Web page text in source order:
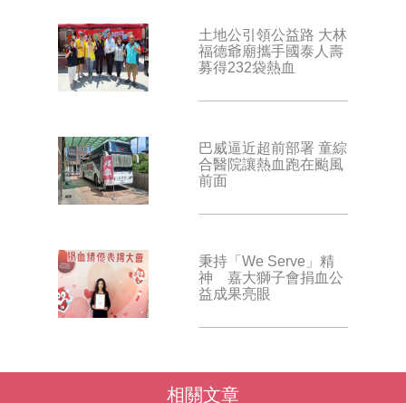
土地公引領公益路 大林
福德爺廟攜手國泰人壽
募得232袋熱血
巴威逼近超前部署 童綜
合醫院讓熱血跑在颱風
前面
秉持「We Serve」精
神 嘉大獅子會捐血公
益成果亮眼
相關文章